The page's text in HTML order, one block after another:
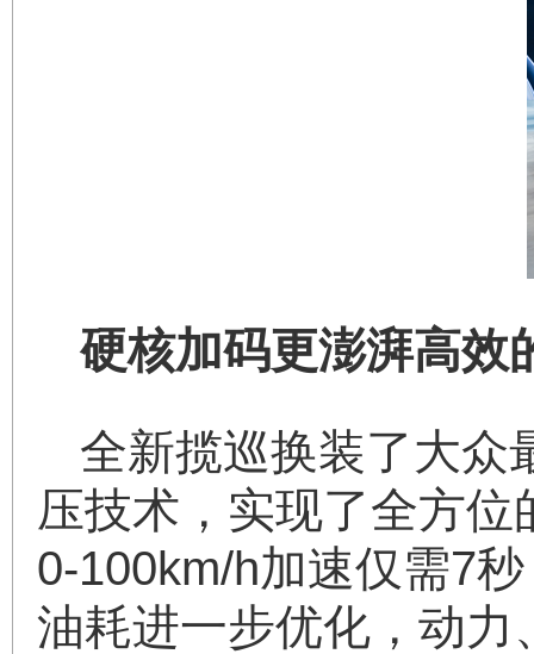
硬核加码更澎湃高效
全新揽巡换装了大众
压技术，实现了全方位
0-100km/h加速仅需7
油耗进一步优化，动